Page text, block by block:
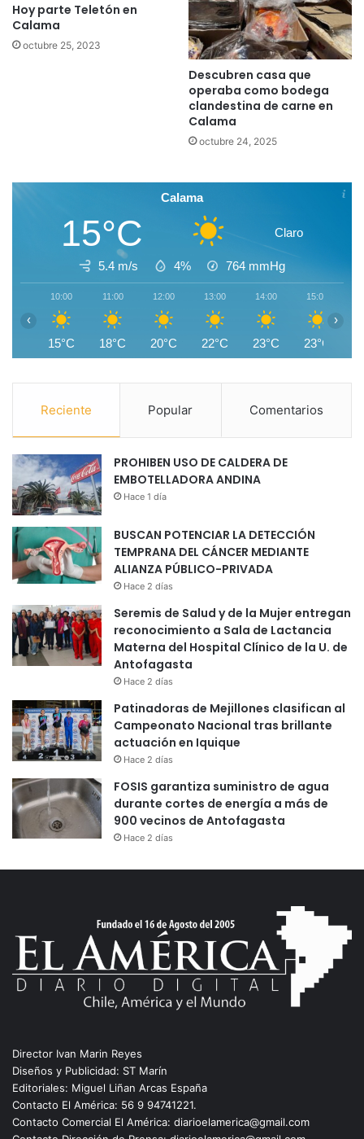
Hoy parte Teletón en
Calama
octubre 25, 2023
Descubren casa que
operaba como bodega
clandestina de carne en
Calama
octubre 24, 2025
Calama
15°C Claro
5.4 m/s 4% 764 mmHg
10:00
15°C
11:00
18°C
12:00
20°C
13:00
22°C
14:00
23°C
15:00
23°C
‹ ›
Reciente Popular Comentarios
PROHIBEN USO DE CALDERA DE
EMBOTELLADORA ANDINA
Hace 1 día
BUSCAN POTENCIAR LA DETECCIÓN
TEMPRANA DEL CÁNCER MEDIANTE
ALIANZA PÚBLICO-PRIVADA
Hace 2 días
Seremis de Salud y de la Mujer entregan
reconocimiento a Sala de Lactancia
Materna del Hospital Clínico de la U. de
Antofagasta
Hace 2 días
Patinadoras de Mejillones clasifican al
Campeonato Nacional tras brillante
actuación en Iquique
Hace 2 días
FOSIS garantiza suministro de agua
durante cortes de energía a más de
900 vecinos de Antofagasta
Hace 2 días
Director Ivan Marin Reyes
Diseños y Publicidad: ST Marín
Editoriales: Miguel Liñan Arcas España
Contacto El América: 56 9 94741221.
Contacto Comercial El América: diarioelamerica@gmail.com